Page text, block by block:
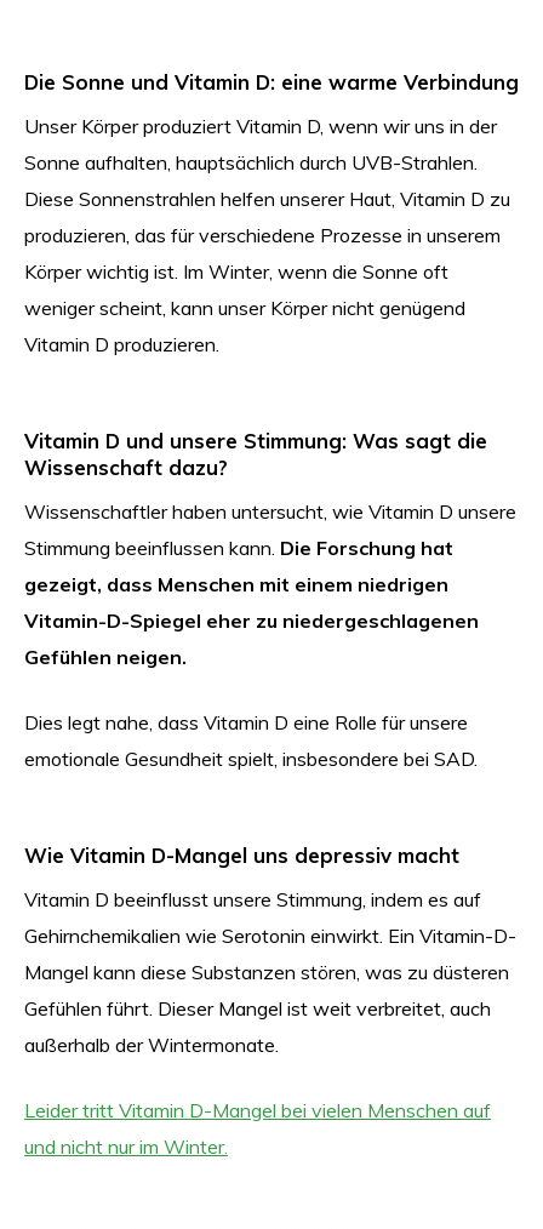
Die Sonne und Vitamin D: eine warme Verbindung
Unser Körper produziert Vitamin D, wenn wir uns in der
Sonne aufhalten, hauptsächlich durch UVB-Strahlen.
Diese Sonnenstrahlen helfen unserer Haut, Vitamin D zu
produzieren, das für verschiedene Prozesse in unserem
Körper wichtig ist. Im Winter, wenn die Sonne oft
weniger scheint, kann unser Körper nicht genügend
Vitamin D produzieren.
Vitamin D und unsere Stimmung: Was sagt die
Wissenschaft dazu?
Wissenschaftler haben untersucht, wie Vitamin D unsere
Stimmung beeinflussen kann. Die Forschung hat
gezeigt, dass Menschen mit einem niedrigen
Vitamin-D-Spiegel eher zu niedergeschlagenen
Gefühlen neigen.
Dies legt nahe, dass Vitamin D eine Rolle für unsere
emotionale Gesundheit spielt, insbesondere bei SAD.
Wie Vitamin D-Mangel uns depressiv macht
Vitamin D beeinflusst unsere Stimmung, indem es auf
Gehirnchemikalien wie Serotonin einwirkt. Ein Vitamin-D-
Mangel kann diese Substanzen stören, was zu düsteren
Gefühlen führt. Dieser Mangel ist weit verbreitet, auch
außerhalb der Wintermonate.
Leider tritt Vitamin D-Mangel bei vielen Menschen auf
und nicht nur im Winter.